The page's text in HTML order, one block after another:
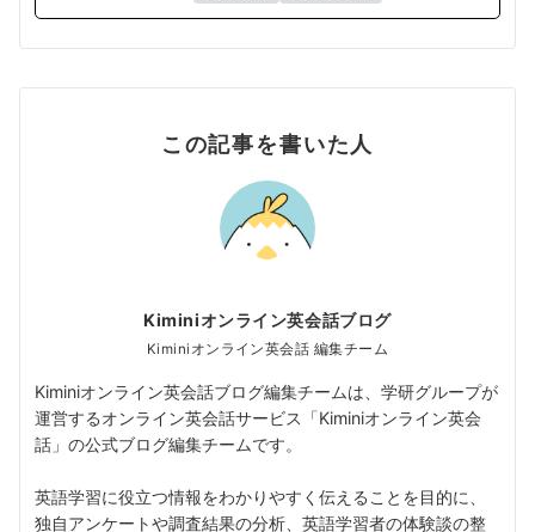
この記事を書いた人
Kiminiオンライン英会話ブログ
Kiminiオンライン英会話 編集チーム
Kiminiオンライン英会話ブログ編集チームは、学研グループが
運営するオンライン英会話サービス「Kiminiオンライン英会
話」の公式ブログ編集チームです。
英語学習に役立つ情報をわかりやすく伝えることを目的に、
独自アンケートや調査結果の分析、英語学習者の体験談の整